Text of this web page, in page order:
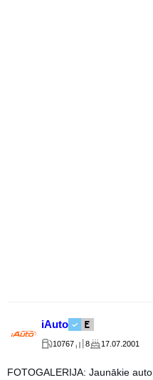
iAuto
10767 8 17.07.2001
FOTOGALERIJA: Jaunākie